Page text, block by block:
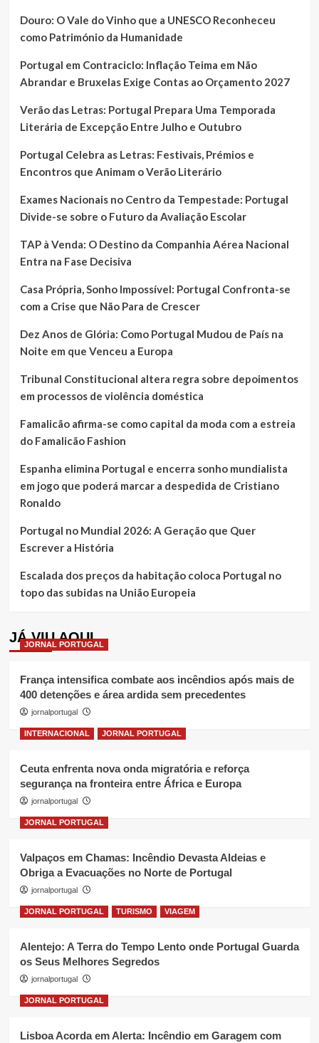
Douro: O Vale do Vinho que a UNESCO Reconheceu
como Património da Humanidade
Portugal em Contraciclo: Inflação Teima em Não
Abrandar e Bruxelas Exige Contas ao Orçamento 2027
Verão das Letras: Portugal Prepara Uma Temporada
Literária de Excepção Entre Julho e Outubro
Portugal Celebra as Letras: Festivais, Prémios e
Encontros que Animam o Verão Literário
Exames Nacionais no Centro da Tempestade: Portugal
Divide-se sobre o Futuro da Avaliação Escolar
TAP à Venda: O Destino da Companhia Aérea Nacional
Entra na Fase Decisiva
Casa Própria, Sonho Impossível: Portugal Confronta-se
com a Crise que Não Para de Crescer
Dez Anos de Glória: Como Portugal Mudou de País na
Noite em que Venceu a Europa
Tribunal Constitucional altera regra sobre depoimentos
em processos de violência doméstica
Famalicão afirma-se como capital da moda com a estreia
do Famalicão Fashion
Espanha elimina Portugal e encerra sonho mundialista
em jogo que poderá marcar a despedida de Cristiano
Ronaldo
Portugal no Mundial 2026: A Geração que Quer
Escrever a História
Escalada dos preços da habitação coloca Portugal no
topo das subidas na União Europeia
JÁ VIU AQUI
JORNAL PORTUGAL
França intensifica combate aos incêndios após mais de
400 detenções e área ardida sem precedentes
jornalportugal
INTERNACIONAL JORNAL PORTUGAL
Ceuta enfrenta nova onda migratória e reforça
segurança na fronteira entre África e Europa
jornalportugal
JORNAL PORTUGAL
Valpaços em Chamas: Incêndio Devasta Aldeias e
Obriga a Evacuações no Norte de Portugal
jornalportugal
JORNAL PORTUGAL TURISMO VIAGEM
Alentejo: A Terra do Tempo Lento onde Portugal Guarda
os Seus Melhores Segredos
jornalportugal
JORNAL PORTUGAL
Lisboa Acorda em Alerta: Incêndio em Garagem com